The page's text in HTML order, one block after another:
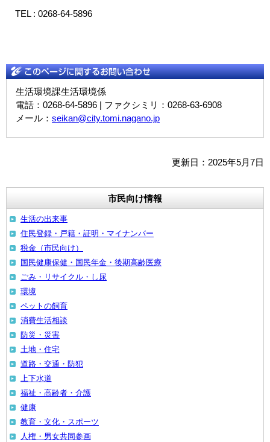
TEL : 0268-64-5896
生活環境課生活環境係
電話：0268-64-5896 | ファクシミリ：0268-63-6908
メール： seikan@city.tomi.nagano.jp
更新日：2025年5月7日
市民向け情報
生活の出来事
住民登録・戸籍・証明・マイナンバー
税金（市民向け）
国民健康保健・国民年金・後期高齢医療
ごみ・リサイクル・し尿
環境
ペットの飼育
消費生活相談
防災・災害
土地・住宅
道路・交通・防犯
上下水道
福祉・高齢者・介護
健康
教育・文化・スポーツ
人権・男女共同参画